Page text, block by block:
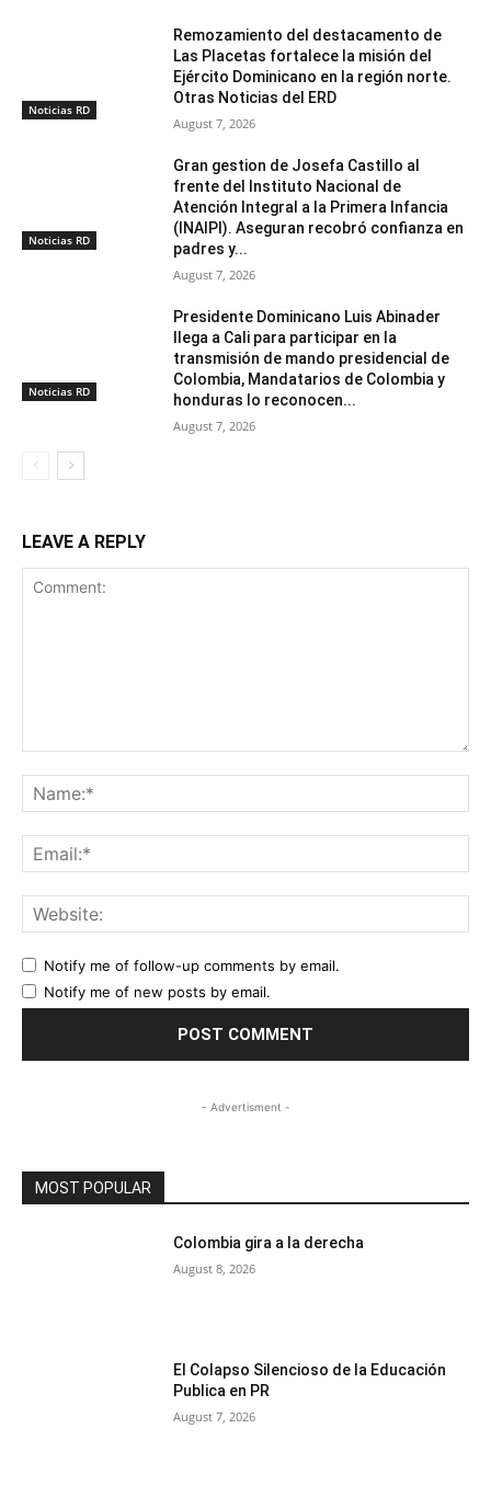
Noticias RD
Remozamiento del destacamento de
Las Placetas fortalece la misión del
Ejército Dominicano en la región norte.
Otras Noticias del ERD
August 7, 2026
Noticias RD
Gran gestion de Josefa Castillo al
frente del Instituto Nacional de
Atención Integral a la Primera Infancia
(INAIPI). Aseguran recobró confianza en
padres y...
August 7, 2026
Noticias RD
Presidente Dominicano Luis Abinader
llega a Cali para participar en la
transmisión de mando presidencial de
Colombia, Mandatarios de Colombia y
honduras lo reconocen...
August 7, 2026
LEAVE A REPLY
Notify me of follow-up comments by email.
Notify me of new posts by email.
- Advertisment -
MOST POPULAR
Colombia gira a la derecha
August 8, 2026
El Colapso Silencioso de la Educación
Publica en PR
August 7, 2026